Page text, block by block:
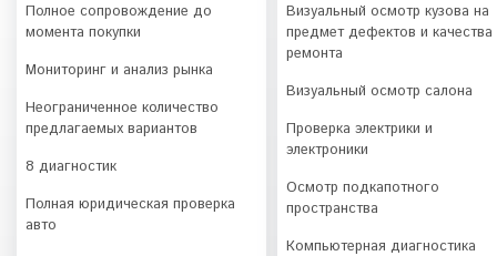
Полное сопровождение до
момента покупки
Мониторинг и анализ рынка
Неограниченное количество
предлагаемых вариантов
8 диагностик
Полная юридическая проверка
авто
Визуальный осмотр кузова на
предмет дефектов и качества
ремонта
Визуальный осмотр салона
Проверка электрики и
электроники
Осмотр подкапотного
пространства
Компьютерная диагностика